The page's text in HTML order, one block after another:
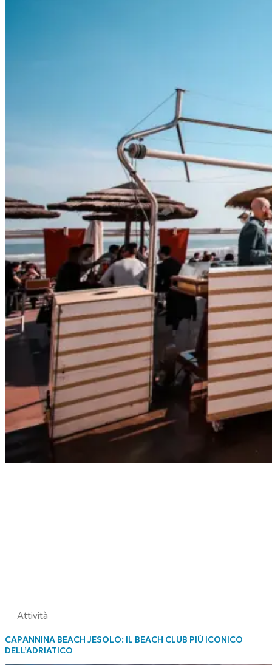
Attività
CAPANNINA BEACH JESOLO: IL BEACH CLUB PIÙ ICONICO
DELL’ADRIATICO